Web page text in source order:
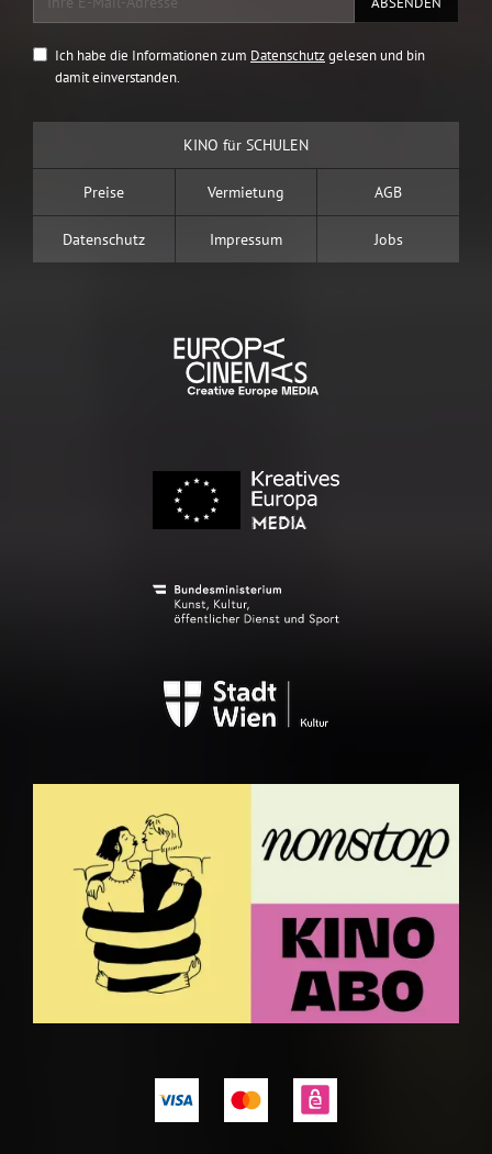
Ich habe die Informationen zum Datenschutzgelesen und bin
damit einverstanden.
KINO für SCHULEN
Preise Vermietung AGB
Datenschutz Impressum Jobs